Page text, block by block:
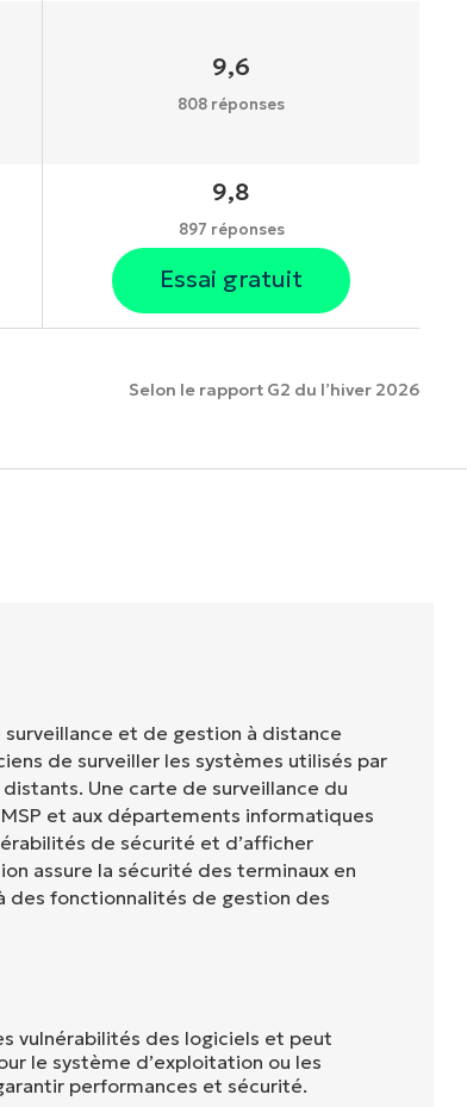
9,6
808 réponses
9,8
897 réponses
Essai gratuit
Selon le rapport G2 du l’hiver 2026
et de gestion à distance
de surveiller les systèmes utilisés par
Une carte de surveillance du
et aux départements informatiques
de sécurité et d’afficher
assure la sécurité des terminaux en
des fonctionnalités de gestion des
vulnérabilités des logiciels et peut
le système d’exploitation ou les
performances et sécurité.